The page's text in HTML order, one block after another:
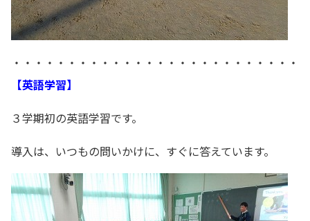
・・・・・・・・・・・・・・・・・・・・・・・・・・
【英語学習】
３学期初の英語学習です。
導入は、いつもの問いかけに、すぐに答えています。